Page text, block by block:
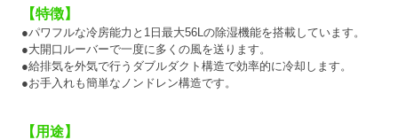
【特徴】
●パワフルな冷房能力と1日最大56Lの除湿機能を搭載しています。
●大開口ルーバーで一度に多くの風を送ります。
●給排気を外気で行うダブルダクト構造で効率的に冷却します。
●お手入れも簡単なノンドレン構造です。
【用途】